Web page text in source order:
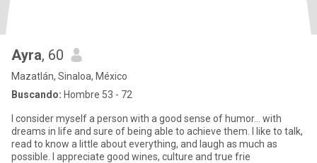
Ayra, 60
Mazatlán, Sinaloa, México
Buscando: Hombre 53 - 72
I consider myself a person with a good sense of humor... with
dreams in life and sure of being able to achieve them. I like to talk,
read to know a little about everything, and laugh as much as
possible. I appreciate good wines, culture and true frie